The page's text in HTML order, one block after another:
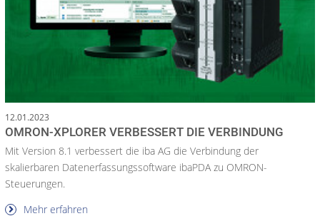
12.01.2023
OMRON-XPLORER VERBESSERT DIE VERBINDUNG
Mit Version 8.1 verbessert die iba AG die Verbindung der
skalierbaren Datenerfassungssoftware ibaPDA zu OMRON-
Steuerungen.
Mehr erfahren